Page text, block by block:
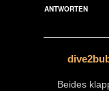
ANTWORTEN
Beides